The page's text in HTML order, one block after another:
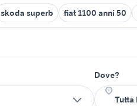
skoda superb fiat 1100 anni 50
Dove?